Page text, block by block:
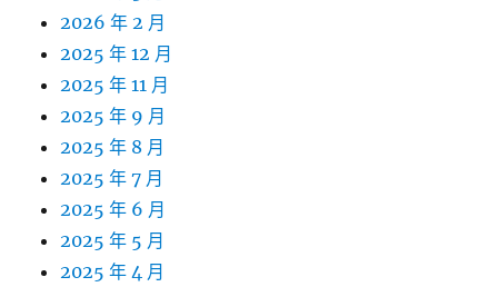
2026 年 2 月
2025 年 12 月
2025 年 11 月
2025 年 9 月
2025 年 8 月
2025 年 7 月
2025 年 6 月
2025 年 5 月
2025 年 4 月